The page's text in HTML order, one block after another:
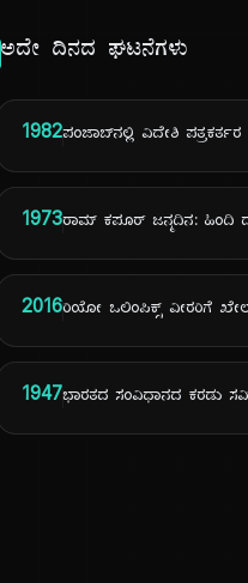
ಅದೇ ದಿನದ ಘಟನೆಗಳು
1982ಪಂಜಾಬ್‌ನಲ್ಲಿ ವಿದೇಶಿ ಪತ್ರಕರ್ತರ
1973ರಾಮ್ ಕಪೂರ್ ಜನ್ಮದಿನ: ಹಿಂದಿ
2016ರಿಯೋ ಒಲಿಂಪಿಕ್ಸ್ ವೀರರಿಗೆ ಖೇಲ್
1947ಭಾರತದ ಸಂವಿಧಾನದ ಕರಡು